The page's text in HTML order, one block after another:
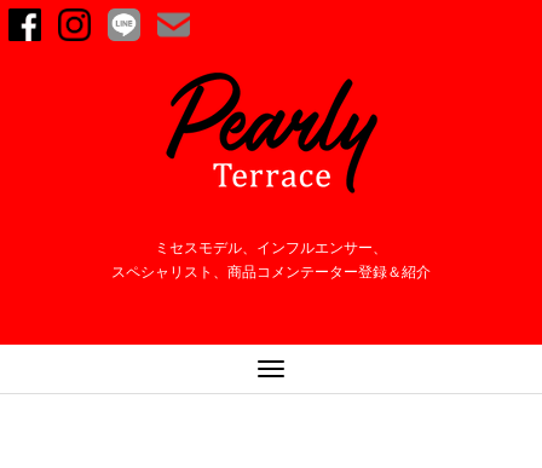
ミセスモデル、インフルエンサー、
スペシャリスト、商品コメンテーター登録＆紹介
ナ
ビ